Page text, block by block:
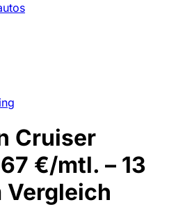
Cruiser
€/mtl. – 13
Vergleich